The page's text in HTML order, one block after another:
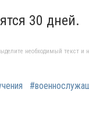
30 дней.
необходимый текст и